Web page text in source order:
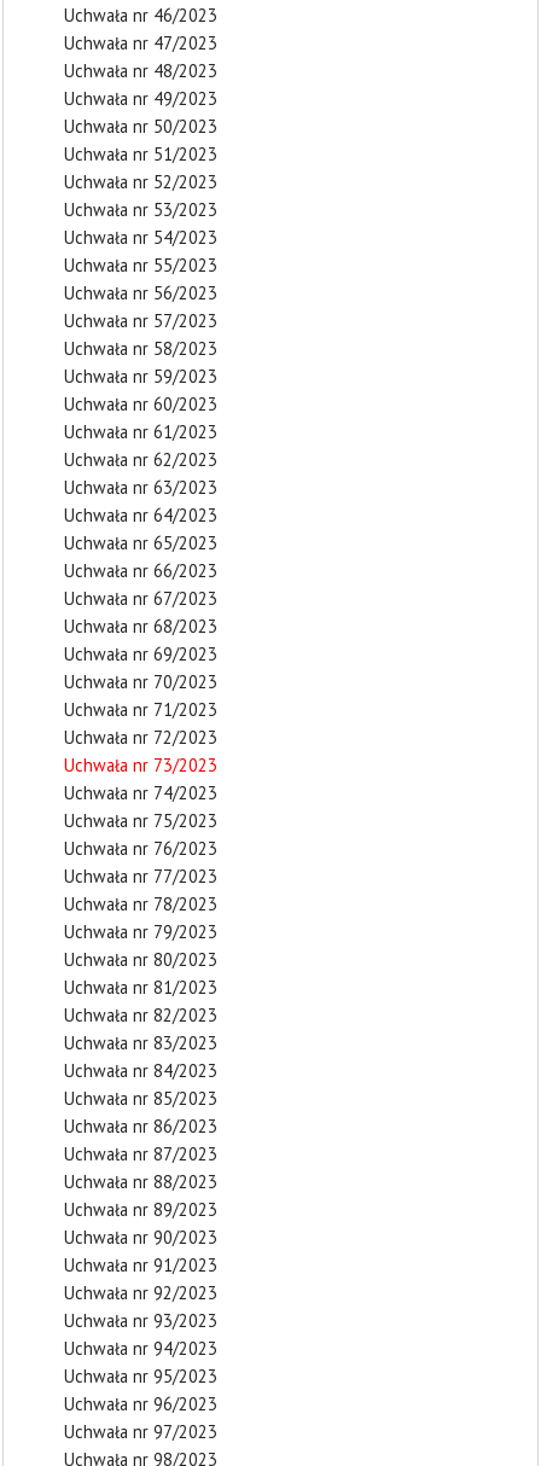
Uchwała nr 46/2023
Uchwała nr 47/2023
Uchwała nr 48/2023
Uchwała nr 49/2023
Uchwała nr 50/2023
Uchwała nr 51/2023
Uchwała nr 52/2023
Uchwała nr 53/2023
Uchwała nr 54/2023
Uchwała nr 55/2023
Uchwała nr 56/2023
Uchwała nr 57/2023
Uchwała nr 58/2023
Uchwała nr 59/2023
Uchwała nr 60/2023
Uchwała nr 61/2023
Uchwała nr 62/2023
Uchwała nr 63/2023
Uchwała nr 64/2023
Uchwała nr 65/2023
Uchwała nr 66/2023
Uchwała nr 67/2023
Uchwała nr 68/2023
Uchwała nr 69/2023
Uchwała nr 70/2023
Uchwała nr 71/2023
Uchwała nr 72/2023
Uchwała nr 73/2023
Uchwała nr 74/2023
Uchwała nr 75/2023
Uchwała nr 76/2023
Uchwała nr 77/2023
Uchwała nr 78/2023
Uchwała nr 79/2023
Uchwała nr 80/2023
Uchwała nr 81/2023
Uchwała nr 82/2023
Uchwała nr 83/2023
Uchwała nr 84/2023
Uchwała nr 85/2023
Uchwała nr 86/2023
Uchwała nr 87/2023
Uchwała nr 88/2023
Uchwała nr 89/2023
Uchwała nr 90/2023
Uchwała nr 91/2023
Uchwała nr 92/2023
Uchwała nr 93/2023
Uchwała nr 94/2023
Uchwała nr 95/2023
Uchwała nr 96/2023
Uchwała nr 97/2023
Uchwała nr 98/2023